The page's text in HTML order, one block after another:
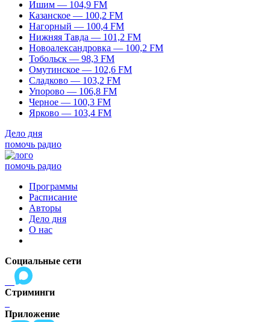
Ишим — 104,9 FM
Казанское — 100,2 FM
Нагорный — 100,4 FM
Нижняя Тавда — 101,2 FM
Новоалександровка — 100,2 FM
Тобольск — 98,3 FM
Омутинское — 102,6 FM
Сладково — 103,2 FM
Упорово — 106,8 FM
Черное — 100,3 FM
Ярково — 103,4 FM
Дело дня
помочь радио
помочь радио
Программы
Расписание
Авторы
Дело дня
О нас
Социальные сети
Стриминги
Приложение